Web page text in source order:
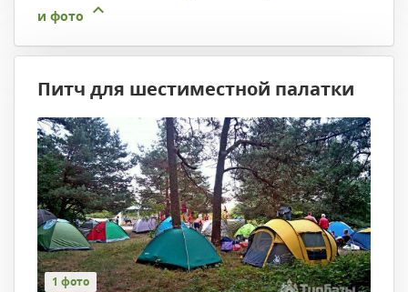
и фото
Питч для шестиместной палатки
1 фото